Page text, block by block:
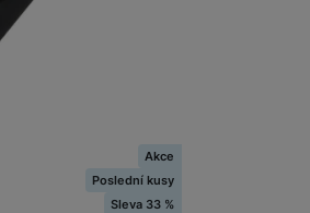
pro
Akce
Poslední kusy
Sleva 33 %